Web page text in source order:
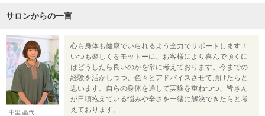
サロンからの一言
中里 晶代
心も身体も健康でいられるよう全力でサポートします！
いつも楽しくをモットーに、お客様により喜んで頂くに
はどうしたら良いのかを常に考えております。今までの
経験を活かしつつ、色々とアドバイスさせて頂けたらと
思います。自らの身体を通して実験を重ねつつ、皆さん
が日頃抱えている悩みや辛さを一緒に解決できたらと考
えております。